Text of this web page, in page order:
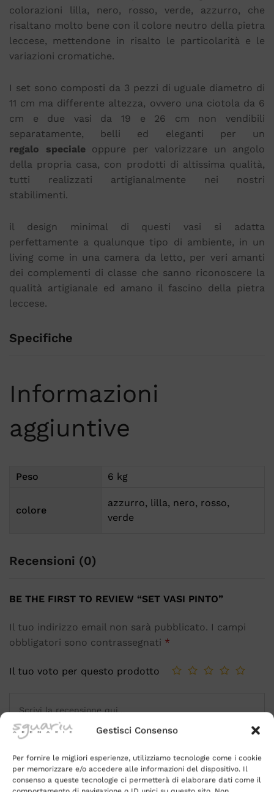
Gestisci Consenso
Per fornire le migliori esperienze, utilizziamo tecnologie come i cookie
per memorizzare e/o accedere alle informazioni del dispositivo. Il
consenso a queste tecnologie ci permetterà di elaborare dati come il
colorazioni lilla, nero, rosso, verde, azzurro, che
risaltano molto bene con il colore neutro della pietra
leccese, mettendone in risalto le particolarità e le
variazioni cromatiche.
I set sono composti da 3 pezzi di uguale diametro di
11 cm ma differente altezza, ovvero una ciotola da 6
cm e due vasi da 19 e 26 cm non vendibili
separatamente, belli ed eleganti per un
regalo specialeoppure per valorizzare un angolo
della propria casa, con prodotti di altissima qualità,
tutti realizzati artigianalmente nei nostri
stabilimenti.
il design minimal di questi vasi si adatta
perfettamente a qualunque tipo di ambiente, in un
living come in una camera da letto, per veri amanti
dei complementi di classe che sanno riconoscere la
qualità artigianale ed amano il fascino della pietra
leccese.
Specifiche
Informazioni
aggiuntive
Peso 6 kg
colore
azzurro, lilla, nero, rosso,
verde
Recensioni (0)
BE THE FIRST TO REVIEW “SET VASI PINTO”
Il tuo indirizzo email non sarà pubblicato. I campi
obbligatori sono contrassegnati *
Il tuo voto per questo prodotto